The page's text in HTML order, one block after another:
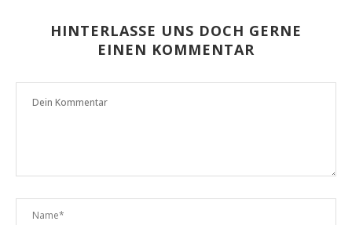
HINTERLASSE UNS DOCH GERNE
EINEN KOMMENTAR